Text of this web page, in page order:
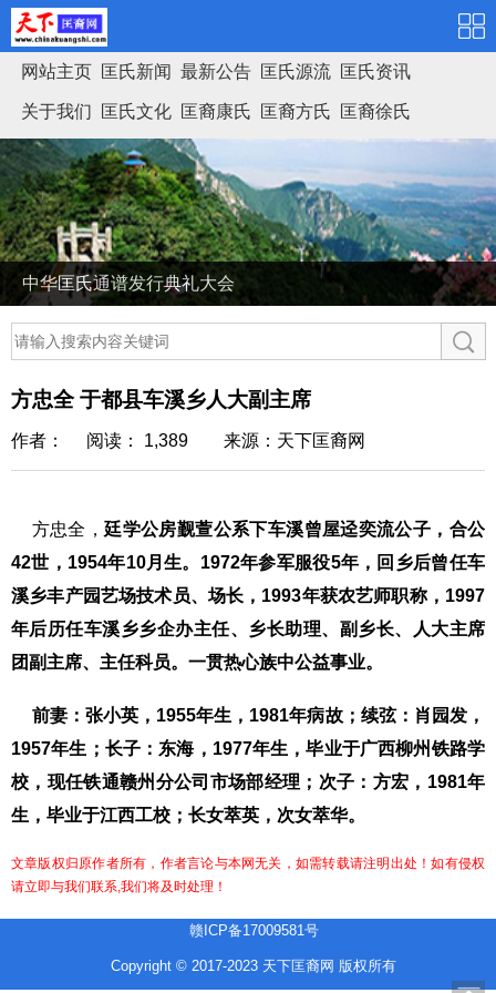
网站主页 匡氏新闻 最新公告 匡氏源流 匡氏资讯
关于我们 匡氏文化 匡裔康氏 匡裔方氏 匡裔徐氏
匡氏家谱
中华匡氏通谱发行典礼大会
方忠全 于都县车溪乡人大副主席
作者： 阅读： 1,389 来源：天下匡裔网
方忠全，廷学公房觐萱公系下车溪曾屋迳奕流公子，合公
42世， 1954年10月生。 1972年参军服役5年，回乡后曾任车
溪乡丰产园艺场技术员、场长， 1993年获农艺师职称， 1997
年后历任车溪乡乡企办主任、乡长助理、副乡长、人大主席
团副主席、主任科员。一贯热心族中公益事业。
前妻：张小英， 1955年生， 1981年病故；续弦：肖园发，
1957年生；长子：东海， 1977年生，毕业于广西柳州铁路学
校，现任铁通赣州分公司市场部经理；次子：方宏， 1981年
生，毕业于江西工校；长女萃英，次女萃华。
文章版权归原作者所有，作者言论与本网无关，如需转载请注明出处！如有侵权
请立即与我们联系,我们将及时处理！
赣ICP备17009581号
Copyright © 2017-2023 天下匡裔网 版权所有